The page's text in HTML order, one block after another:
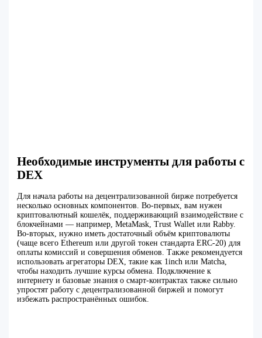
Необходимые инструменты для работы с
DEX
Для начала работы на децентрализованной бирже потребуется
несколько основных компонентов. Во-первых, вам нужен
криптовалютный кошелёк, поддерживающий взаимодействие с
блокчейнами — например, MetaMask, Trust Wallet или Rabby.
Во-вторых, нужно иметь достаточный объём криптовалюты
(чаще всего Ethereum или другой токен стандарта ERC-20) для
оплаты комиссий и совершения обменов. Также рекомендуется
использовать агрегаторы DEX, такие как 1inch или Matcha,
чтобы находить лучшие курсы обмена. Подключение к
интернету и базовые знания о смарт-контрактах также сильно
упростят работу с децентрализованной биржей и помогут
избежать распространённых ошибок.